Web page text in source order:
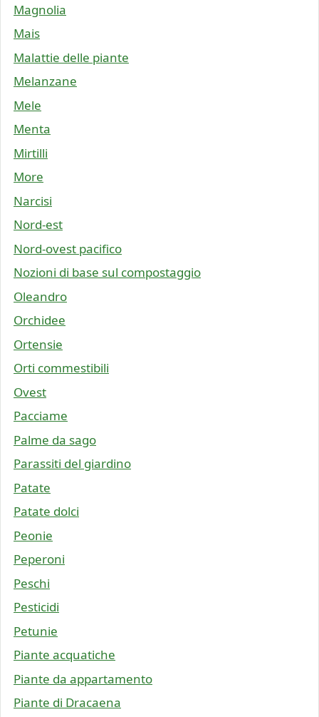
Magnolia
Mais
Malattie delle piante
Melanzane
Mele
Menta
Mirtilli
More
Narcisi
Nord-est
Nord-ovest pacifico
Nozioni di base sul compostaggio
Oleandro
Orchidee
Ortensie
Orti commestibili
Ovest
Pacciame
Palme da sago
Parassiti del giardino
Patate
Patate dolci
Peonie
Peperoni
Peschi
Pesticidi
Petunie
Piante acquatiche
Piante da appartamento
Piante di Dracaena